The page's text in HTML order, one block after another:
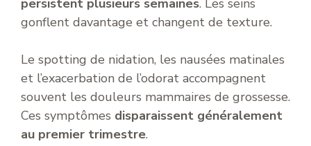
persistent plusieurs semaines. Les seins
gonflent davantage et changent de texture.
Le spotting de nidation, les nausées matinales
et l’exacerbation de l’odorat accompagnent
souvent les douleurs mammaires de grossesse.
Ces symptômes disparaissent généralement
au premier trimestre.